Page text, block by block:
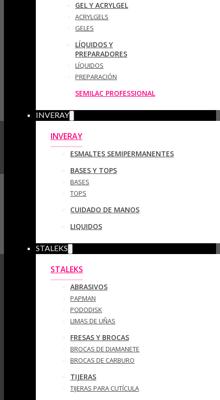
GEL Y ACRYLGEL
ACRYLGELS
GELES
LÍQUIDOS Y
PREPARADORES
LÍQUIDOS
PREPARACIÓN
SEMILAC PROFESSIONAL
INVERAY
INVERAY
ESMALTES SEMIPERMANENTES
BASES Y TOPS
BASES
TOPS
CUIDADO DE MANOS
LIQUIDOS
STALEKS
STALEKS
ABRASIVOS
PAPMAN
PODODISK
LIMAS DE UÑAS
FRESAS Y BROCAS
BROCAS DE DIAMANETE
BROCAS DE CARBURO
TIJERAS
TIJERAS PARA CUTÍCULA